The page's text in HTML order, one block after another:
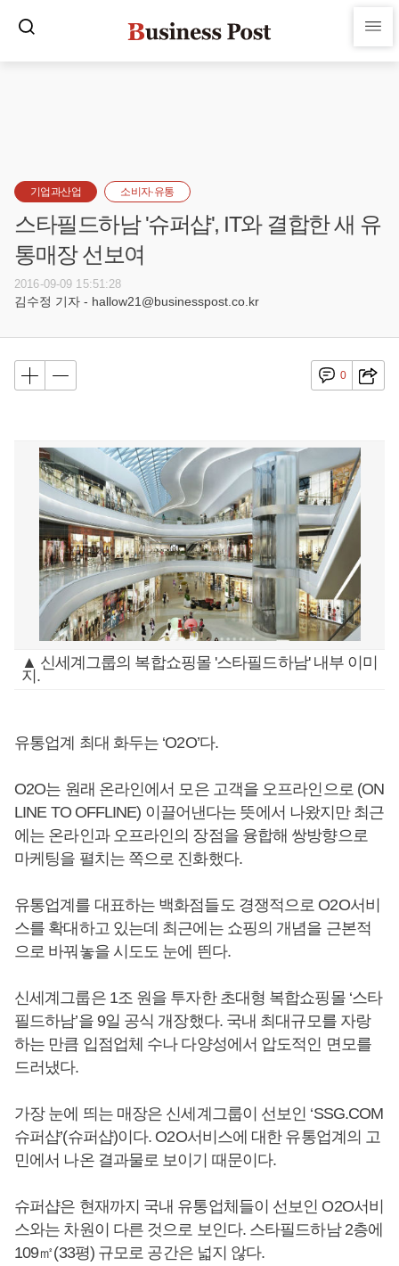
기업과산업 소비자·유통
스타필드하남 '슈퍼샵', IT와 결합한 새 유
통매장 선보여
2016-09-09 15:51:28
김수정 기자 - hallow21@businesspost.co.kr
0
▲ 신세계그룹의 복합쇼핑몰 '스타필드하남' 내부 이미
지.
유통업계 최대 화두는 ‘O2O’다.
O2O는 원래 온라인에서 모은 고객을 오프라인으로 (ON
LINE TO OFFLINE) 이끌어낸다는 뜻에서 나왔지만 최근
에는 온라인과 오프라인의 장점을 융합해 쌍방향으로
마케팅을 펼치는 쪽으로 진화했다.
유통업계를 대표하는 백화점들도 경쟁적으로 O2O서비
스를 확대하고 있는데 최근에는 쇼핑의 개념을 근본적
으로 바꿔놓을 시도도 눈에 띈다.
신세계그룹은 1조 원을 투자한 초대형 복합쇼핑몰 ‘스타
필드하남’을 9일 공식 개장했다. 국내 최대규모를 자랑
하는 만큼 입점업체 수나 다양성에서 압도적인 면모를
드러냈다.
가장 눈에 띄는 매장은 신세계그룹이 선보인 ‘SSG.COM
슈퍼샵’(슈퍼샵)이다. O2O서비스에 대한 유통업계의 고
민에서 나온 결과물로 보이기 때문이다.
슈퍼샵은 현재까지 국내 유통업체들이 선보인 O2O서비
스와는 차원이 다른 것으로 보인다. 스타필드하남 2층에
109㎡(33평) 규모로 공간은 넓지 않다.